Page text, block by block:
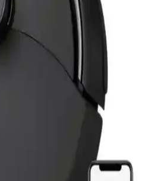
pratiklik ve verimlilik sağlar.
hafifliğiyle öne çıkar.
Pro ve Viomi V2 V3
Aksesuar Seti İncelemesi
süpürge aksesuar seti, yüksek
artırır, bakım kolaylığı
16'lı Yedek Parça Seti
Avantajları
yedek parça seti, yüksek kaliteli
bakımını kolaylaştırır ve
ve hijyen sağlar.